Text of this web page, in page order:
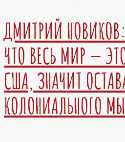
ДМИТРИЙ
ЧТО ВЕСЬ МИР —
США, ЗНАЧИТ
КОЛОНИАЛЬНОГО